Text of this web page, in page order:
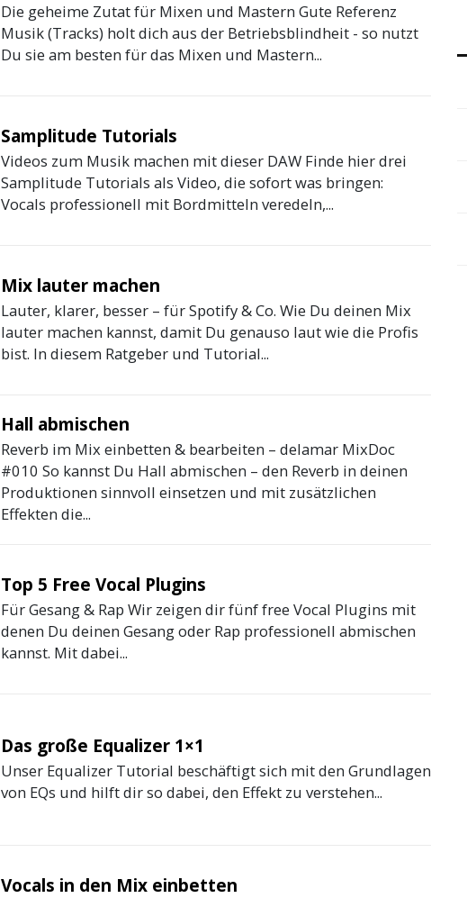
Die geheime Zutat für Mixen und Mastern Gute Referenz
Musik (Tracks) holt dich aus der Betriebsblindheit - so nutzt
Du sie am besten für das Mixen und Mastern...
Samplitude Tutorials
Videos zum Musik machen mit dieser DAW Finde hier drei
Samplitude Tutorials als Video, die sofort was bringen:
Vocals professionell mit Bordmitteln veredeln,...
Mix lauter machen
Lauter, klarer, besser – für Spotify & Co. Wie Du deinen Mix
lauter machen kannst, damit Du genauso laut wie die Profis
bist. In diesem Ratgeber und Tutorial...
Hall abmischen
Reverb im Mix einbetten & bearbeiten – delamar MixDoc
#010 So kannst Du Hall abmischen – den Reverb in deinen
Produktionen sinnvoll einsetzen und mit zusätzlichen
Effekten die...
Top 5 Free Vocal Plugins
Für Gesang & Rap Wir zeigen dir fünf free Vocal Plugins mit
denen Du deinen Gesang oder Rap professionell abmischen
kannst. Mit dabei...
Das große Equalizer 1×1
Unser Equalizer Tutorial beschäftigt sich mit den Grundlagen
von EQs und hilft dir so dabei, den Effekt zu verstehen...
Vocals in den Mix einbetten